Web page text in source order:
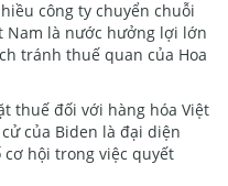
công ty chuyển chuỗi
Nam là nước hưởng lợi lớn
tránh thuế quan của Hoa
thuế đối với hàng hóa Việt
của Biden là đại diện
hội trong việc quyết